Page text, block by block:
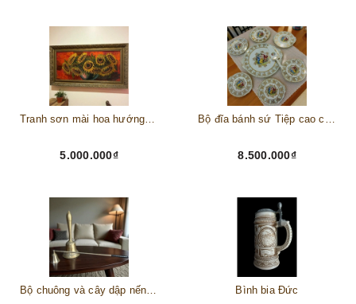
Tranh sơn mài hoa hướng dương châu Âu
5.000.000₫
Bộ đĩa bánh sứ Tiệp cao cấp – Biểu tượng tinh tế cho bàn tiệc thượng lưu
8.500.000₫
Bộ chuông và cây dập nến đồng Bình bia Đức